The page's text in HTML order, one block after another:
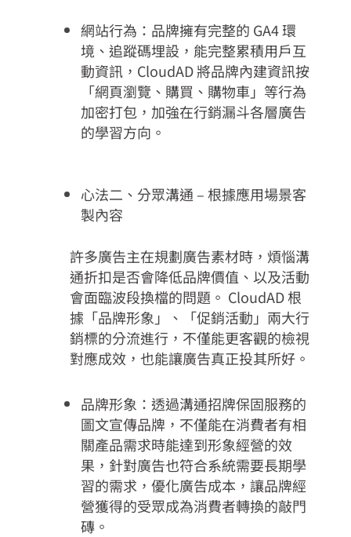
網站行為：品牌擁有完整的 GA4 環
境、追蹤碼埋設，能完整累積用戶互
動資訊，CloudAD 將品牌內建資訊按
「網頁瀏覽、購買、購物車」等行為
加密打包，加強在行銷漏斗各層廣告
的學習方向。
心法二、分眾溝通 – 根據應用場景客
製內容
許多廣告主在規劃廣告素材時，煩惱溝
通折扣是否會降低品牌價值、以及活動
會面臨波段換檔的問題。 CloudAD 根
據「品牌形象」、「促銷活動」兩大行
銷標的分流進行，不僅能更客觀的檢視
對應成效，也能讓廣告真正投其所好。
品牌形象：透過溝通招牌保固服務的
圖文宣傳品牌，不僅能在消費者有相
關產品需求時能達到形象經營的效
果，針對廣告也符合系統需要長期學
習的需求，優化廣告成本，讓品牌經
營獲得的受眾成為消費者轉換的敲門
磚。